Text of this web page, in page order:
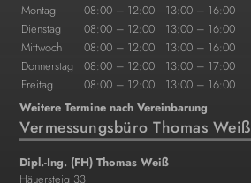
Montag 08:00 – 12:00
13:00 – 16:00
Dienstag
08:00 – 12:00
13:00 – 16:00
Mittwoch
08:00 – 12:00
13:00 – 16:00
Donnerstag
08:00 – 12:00
13:00 – 17:00
Freitag
08:00 – 12:00
13:00 – 16:00
Weitere Termine nach Vereinbarung
Ver­mes­sungs­bü­ro Tho­mas Weiß
Dipl.-Ing. (FH) Tho­mas Weiß
Häu­er­steig 33